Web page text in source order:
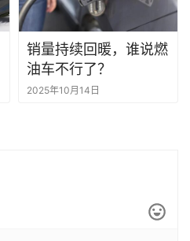
销量持续回暖，谁说燃
油车不行了？
2025年10月14日